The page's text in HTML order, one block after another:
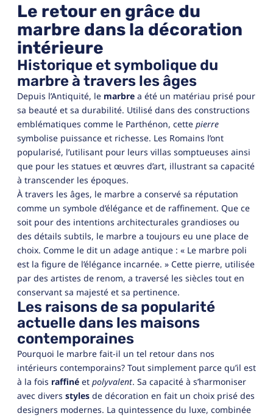
Le retour en grâce du
marbre dans la décoration
intérieure
Historique et symbolique du
marbre à travers les âges
Depuis l’Antiquité, le marbre a été un matériau prisé pour
sa beauté et sa durabilité. Utilisé dans des constructions
emblématiques comme le Parthénon, cette pierre
symbolise puissance et richesse. Les Romains l’ont
popularisé, l’utilisant pour leurs villas somptueuses ainsi
que pour les statues et œuvres d’art, illustrant sa capacité
à transcender les époques.
À travers les âges, le marbre a conservé sa réputation
comme un symbole d’élégance et de raffinement. Que ce
soit pour des intentions architecturales grandioses ou
des détails subtils, le marbre a toujours eu une place de
choix. Comme le dit un adage antique : « Le marbre poli
est la figure de l’élégance incarnée. » Cette pierre, utilisée
par des artistes de renom, a traversé les siècles tout en
conservant sa majesté et sa pertinence.
Les raisons de sa popularité
actuelle dans les maisons
contemporaines
Pourquoi le marbre fait-il un tel retour dans nos
intérieurs contemporains? Tout simplement parce qu’il est
à la fois raffiné et polyvalent. Sa capacité à s’harmoniser
avec divers styles de décoration en fait un choix prisé des
designers modernes. La quintessence du luxe, combinée